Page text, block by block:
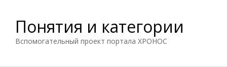
Понятия и категории
Вспомогательный проект портала ХРОНОС